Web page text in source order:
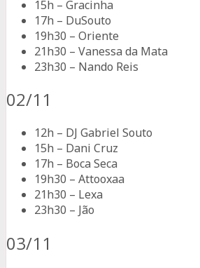
15h – Gracinha
17h – DuSouto
19h30 – Oriente
21h30 – Vanessa da Mata
23h30 – Nando Reis
02/11
12h – DJ Gabriel Souto
15h – Dani Cruz
17h – Boca Seca
19h30 – Attooxaa
21h30 – Lexa
23h30 – Jão
03/11